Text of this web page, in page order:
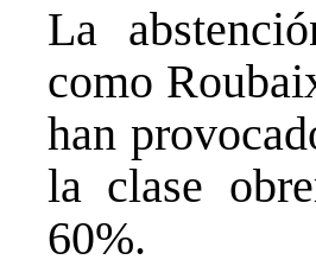
La
como
han
la clase
60%.